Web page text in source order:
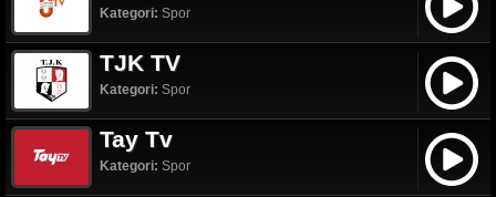
Kategori: Spor
TJK TV
Kategori: Spor
Tay Tv
Kategori: Spor